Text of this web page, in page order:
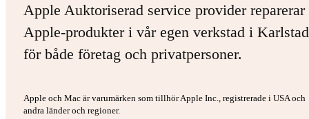
Apple Auktoriserad service provider
Apple-produkter i vår egen verkstad i
för både företag och privatpersoner.
Apple och Mac är varumärken som tillhör Apple Inc., registrerade i USA och
andra länder och regioner.